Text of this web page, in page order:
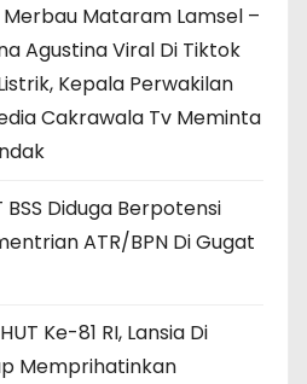
Mataram Lamsel –
Agustina Viral Di Tiktok
Kepala Perwakilan
Cakrawala Tv Meminta
Diduga Berpotensi
ATR/BPN Di Gugat
Ke-81 RI, Lansia Di
Memprihatinkan